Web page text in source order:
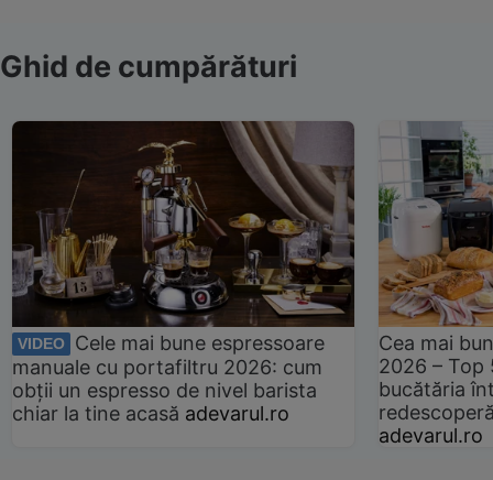
Ghid de cumpărături
VIDEO
Cele mai bune espressoare
manuale cu portafiltru 2026: cum
obții un espresso de nivel barista
chiar la tine acasă adevarul.ro
Cea mai
2026 –
bucătăria
adevarul.ro